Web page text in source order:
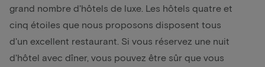
grand nombre d'hôtels de luxe. Les hôtels quatre et
cinq étoiles que nous proposons disposent tous
d'un excellent restaurant. Si vous réservez une nuit
d'hôtel avec dîner, vous pouvez être sûr que vous